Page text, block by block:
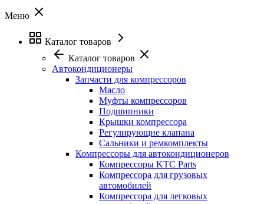
Меню
Каталог товаров
Каталог товаров
Автокондиционеры
Запчасти для компрессоров
Масло
Муфты компрессоров
Подшипники
Крышки компрессора
Регулирующие клапана
Сальники и ремкомплекты
Компрессоры для автокондиционеров
Компрессоры KTC Parts
Компрессора для грузовых
автомобилей
Компрессора для легковых